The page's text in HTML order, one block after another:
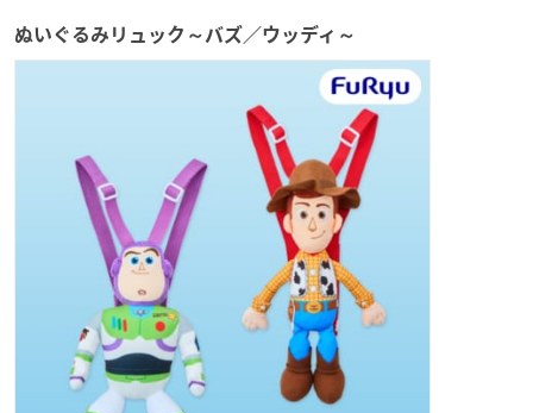
ぬいぐるみリュック～バズ／ウッディ～